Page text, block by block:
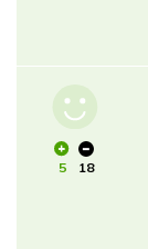
5 18